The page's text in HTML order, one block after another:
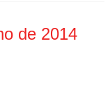
de 2014